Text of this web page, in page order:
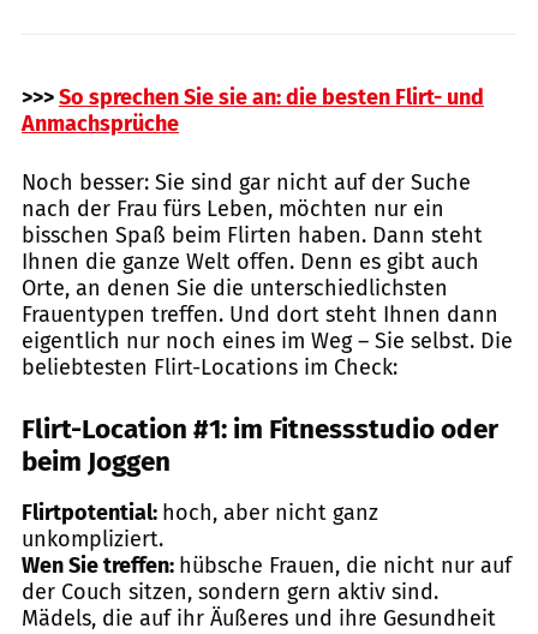
>>>So sprechen Sie sie an: die besten Flirt- und
Anmachsprüche
Noch besser: Sie sind gar nicht auf der Suche
nach der Frau fürs Leben, möchten nur ein
bisschen Spaß beim Flirten haben. Dann steht
Ihnen die ganze Welt offen. Denn es gibt auch
Orte, an denen Sie die unterschiedlichsten
Frauentypen treffen. Und dort steht Ihnen dann
eigentlich nur noch eines im Weg – Sie selbst. Die
beliebtesten Flirt-Locations im Check:
Flirt-Location #1: im Fitnessstudio oder
beim Joggen
Flirtpotential: hoch, aber nicht ganz
unkompliziert.
Wen Sie treffen: hübsche Frauen, die nicht nur auf
der Couch sitzen, sondern gern aktiv sind.
Mädels, die auf ihr Äußeres und ihre Gesundheit